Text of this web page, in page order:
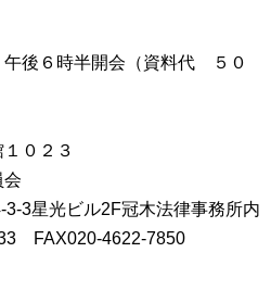
後６時半開会（資料代 ５０
０２３
3星光ビル2F冠木法律事務所内
4622-7850